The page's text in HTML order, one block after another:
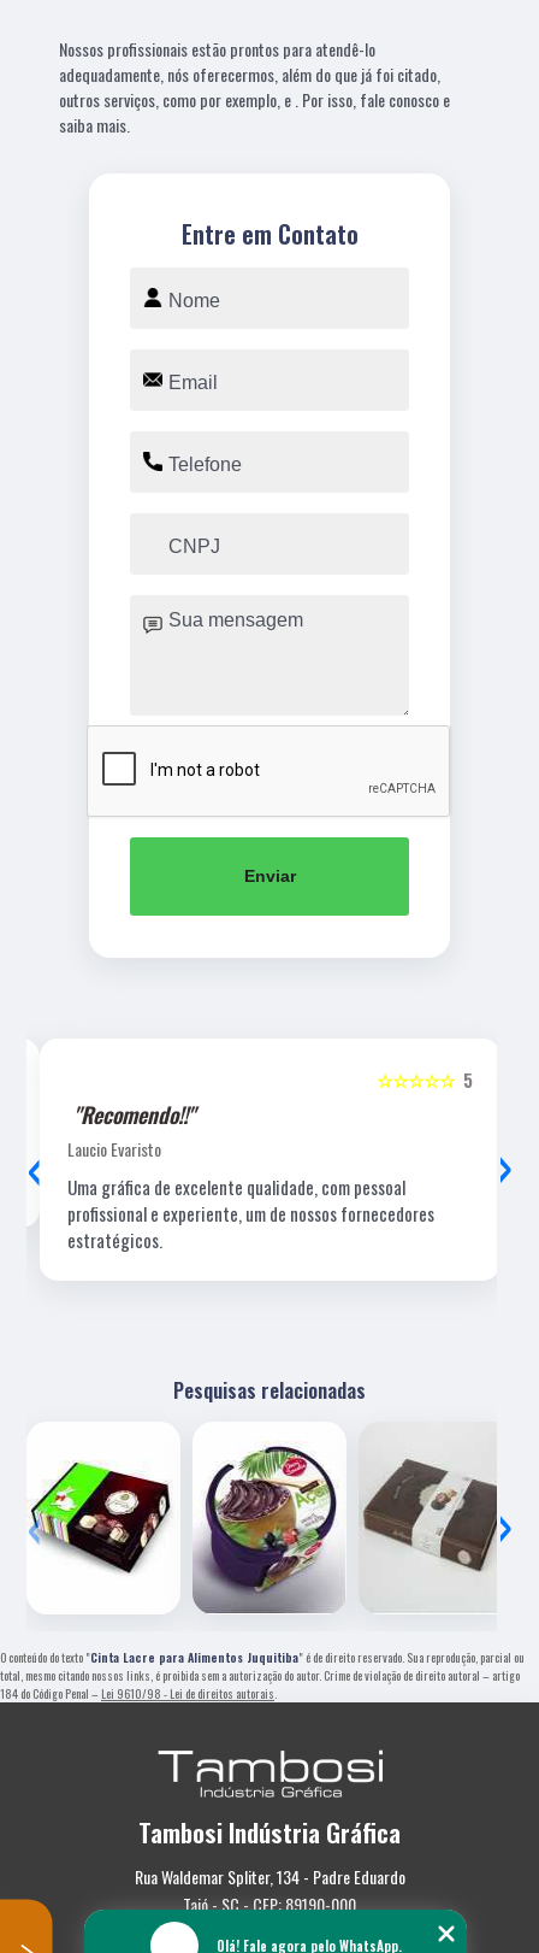
Nossos profissionais estão prontos para atendê-lo
adequadamente, nós oferecermos, além do que já foi citado,
outros serviços, como por exemplo, e . Por isso, fale conosco e
saiba mais.
Entre em Contato
Enviar
5
☆☆☆☆☆
"Recomendo!!"
Laucio Evaristo
Uma gráfica de excelente qualidade, com pessoal
profissional e experiente, um de nossos fornecedores
estratégicos.
‹ ›
Pesquisas relacionadas
‹ ›
O conteúdo do texto "Cinta Lacre para Alimentos Juquitiba" é de direito reservado. Sua reprodução, parcial ou
total, mesmo citando nossos links, é proibida sem a autorização do autor. Crime de violação de direito autoral – artigo
184 do Código Penal – Lei 9610/98 - Lei de direitos autorais
Tambosi Indústria Gráfica
Rua Waldemar Spliter, 134 - Padre Eduardo
Taió - SC - CEP: 89190-000
Olá! Fale agora pelo WhatsApp.